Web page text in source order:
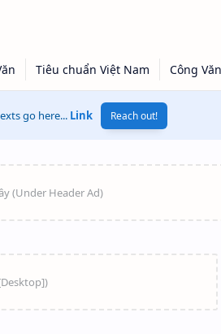
go here... Link Reach out!